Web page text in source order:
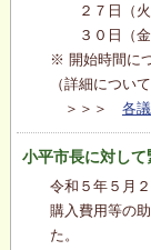
２７日（火
３０日（金
※ 開始時間に
（詳細につい
＞＞＞ 各
小平市長に対し
令和５年５月
購入費用等の
た。